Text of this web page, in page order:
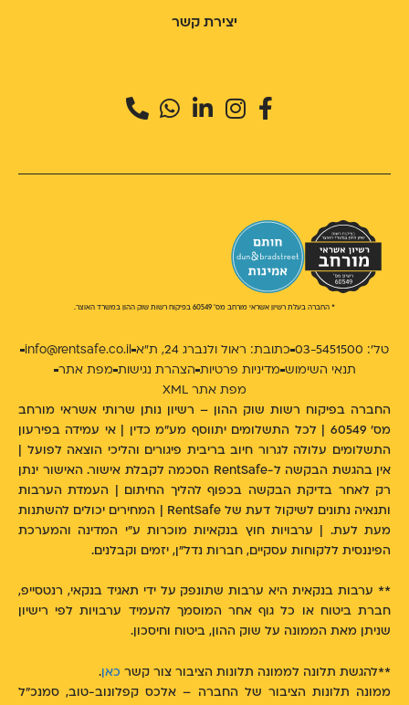
יצירת קשר
* החברה בעלת רשיון אשראי מורחב מס' 60549 בפיקוח רשות שוק ההון במשרד האוצר.
טל': 03-5451500 כתובת: ראול ולנברג 24, ת״א
info@rentsafe.co.il
תנאי השימוש מדיניות פרטיות הצהרת נגישות מפת אתר
מפת אתר XML
החברה בפיקוח רשות שוק ההון – רשיון נותן שרותי אשראי מורחב
מס' 60549 | לכל התשלומים יתווסף מע"מ כדין | אי עמידה בפירעון
התשלומים עלולה לגרור חיוב בריבית פיגורים והליכי הוצאה לפועל |
אין בהגשת הבקשה ל-RentSafe הסכמה לקבלת אישור. האישור ינתן
רק לאחר בדיקת הבקשה בכפוף להליך החיתום | העמדת הערבות
ותנאיה נתונים לשיקול דעת של RentSafe | המחירים יכולים להשתנות
מעת לעת. | ערבויות חוץ בנקאיות מוכרות ע״י המדינה והמערכת
הפיננסית ללקוחות עסקיים, חברות נדל"ן, יזמים וקבלנים.
** ערבות בנקאית היא ערבות שתונפק על ידי תאגיד בנקאי, רנטסייפ,
חברת ביטוח או כל גוף אחר המוסמך להעמיד ערבויות לפי רישיון
שניתן מאת הממונה על שוק ההון, ביטוח וחיסכון.
**להגשת תלונה לממונה תלונות הציבור צור קשר כאן.
ממונה תלונות הציבור של החברה – אלכס קפלונוב-טוב, סמנכ"ל